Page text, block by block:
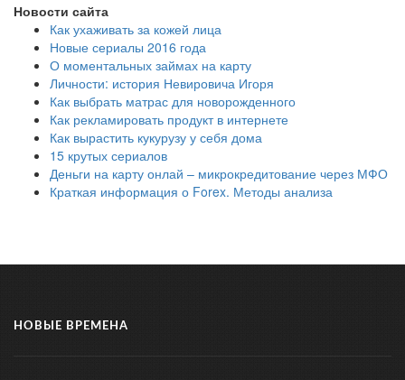
Новости сайта
Как ухаживать за кожей лица
Новые сериалы 2016 года
О моментальных займах на карту
Личности: история Невировича Игоря
Как выбрать матрас для новорожденного
Как рекламировать продукт в интернете
Как вырастить кукурузу у себя дома
15 крутых сериалов
Деньги на карту онлай – микрокредитование через МФО
Краткая информация о Forex. Методы анализа
НОВЫЕ ВРЕМЕНА